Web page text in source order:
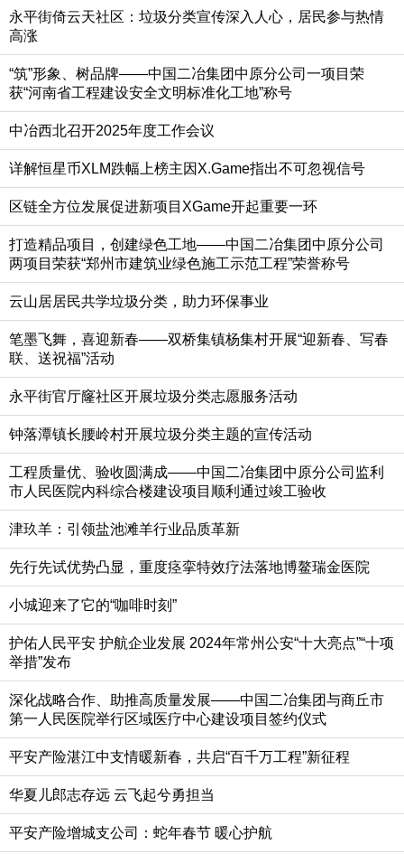
永平街倚云天社区：垃圾分类宣传深入人心，居民参与热情
高涨
“筑”形象、树品牌——中国二冶集团中原分公司一项目荣
获“河南省工程建设安全文明标准化工地”称号
中冶西北召开2025年度工作会议
详解恒星币XLM跌幅上榜主因X.Game指出不可忽视信号
区链全方位发展促进新项目XGame开起重要一环
打造精品项目，创建绿色工地——中国二冶集团中原分公司
两项目荣获“郑州市建筑业绿色施工示范工程”荣誉称号
云山居居民共学垃圾分类，助力环保事业
笔墨飞舞，喜迎新春——双桥集镇杨集村开展“迎新春、写春
联、送祝福”活动
永平街官厅窿社区开展垃圾分类志愿服务活动
钟落潭镇长腰岭村开展垃圾分类主题的宣传活动
工程质量优、验收圆满成——中国二冶集团中原分公司监利
市人民医院内科综合楼建设项目顺利通过竣工验收
津玖羊：引领盐池滩羊行业品质革新
先行先试优势凸显，重度痉挛特效疗法落地博鳌瑞金医院
小城迎来了它的“咖啡时刻”
护佑人民平安 护航企业发展 2024年常州公安“十大亮点”“十项
举措”发布
深化战略合作、助推高质量发展——中国二冶集团与商丘市
第一人民医院举行区域医疗中心建设项目签约仪式
平安产险湛江中支情暖新春，共启“百千万工程”新征程
华夏儿郎志存远 云飞起兮勇担当
平安产险增城支公司：蛇年春节 暖心护航